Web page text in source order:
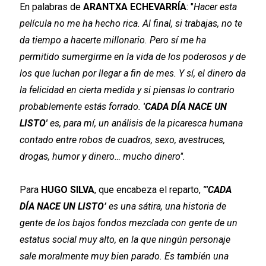
En palabras de ARANTXA ECHEVARRÍA: "Hacer esta
película no me ha hecho rica. Al final, si trabajas, no te
da tiempo a hacerte millonario. Pero sí me ha
permitido sumergirme en la vida de los poderosos y de
los que luchan por llegar a fin de mes. Y sí, el dinero da
la felicidad en cierta medida y si piensas lo contrario
probablemente estás forrado. 'CADA DÍA NACE UN
LISTO'es, para mí, un análisis de la picaresca humana
contado entre robos de cuadros, sexo, avestruces,
drogas, humor y dinero… mucho dinero".
Para HUGO SILVA, que encabeza el reparto, "'CADA
DÍA NACE UN LISTO’ es una sátira, una historia de
gente de los bajos fondos mezclada con gente de un
estatus social muy alto, en la que ningún personaje
sale moralmente muy bien parado. Es también una